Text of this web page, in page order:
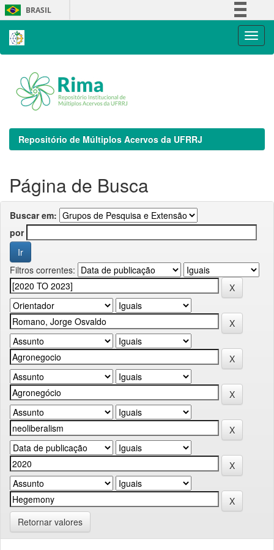
Skip
navigation
BRASIL
Repositório de Múltiplos Acervos da UFRRJ
Página de Busca
Buscar em:
por
Filtros correntes:
Retornar valores